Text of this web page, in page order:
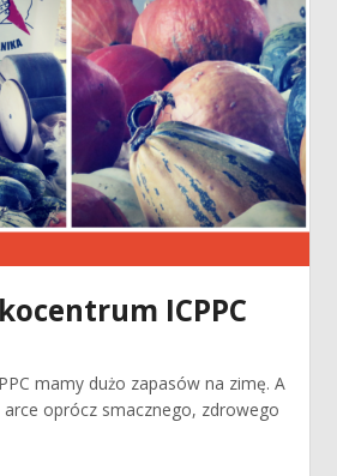
ICPPC
mamy dużo zapasów na zimę. A
arce oprócz smacznego, zdrowego